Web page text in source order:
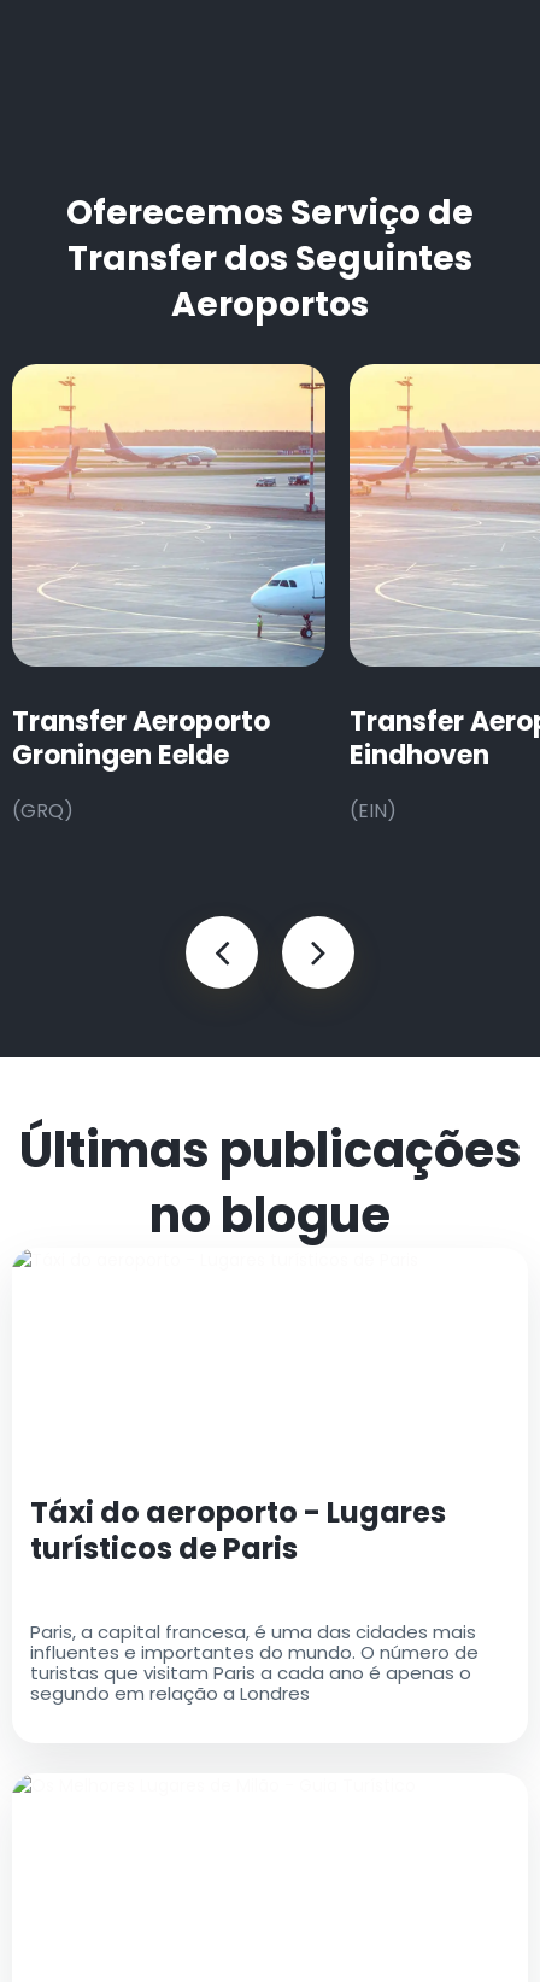
Oferecemos Serviço de
Transfer dos Seguintes
Aeroportos
Transfer Aeroporto
Groningen Eelde
(GRQ)
Transfer
Eindhoven
(EIN)
Últimas publicações
no blogue
Táxi do aeroporto - Lugares
turísticos de Paris
Paris, a capital francesa, é uma das cidades mais
influentes e importantes do mundo. O número de
turistas que visitam Paris a cada ano é apenas o
segundo em relação a Londres